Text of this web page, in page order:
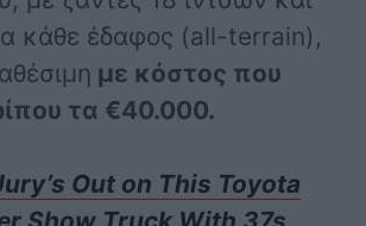
κάθε έδαφος (all-terrain),
με κόστος που
τα €40.000.
Out on This Toyota